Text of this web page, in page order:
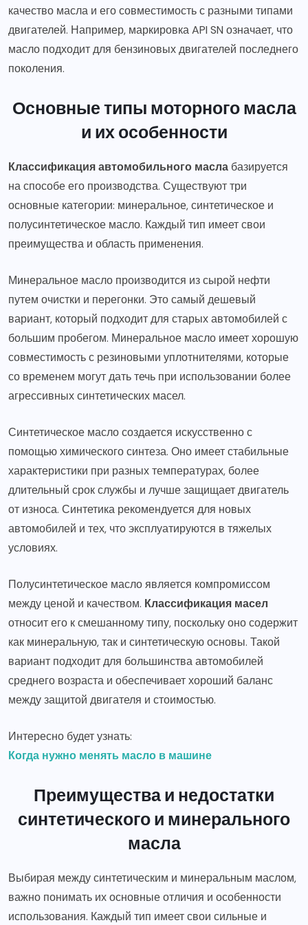
качество масла и его совместимость с разными типами
двигателей. Например, маркировка API SN означает, что
масло подходит для бензиновых двигателей последнего
поколения.
Основные типы моторного масла
и их особенности
Классификация автомобильного масла базируется
на способе его производства. Существуют три
основные категории: минеральное, синтетическое и
полусинтетическое масло. Каждый тип имеет свои
преимущества и область применения.
Минеральное масло производится из сырой нефти
путем очистки и перегонки. Это самый дешевый
вариант, который подходит для старых автомобилей с
большим пробегом. Минеральное масло имеет хорошую
совместимость с резиновыми уплотнителями, которые
со временем могут дать течь при использовании более
агрессивных синтетических масел.
Синтетическое масло создается искусственно с
помощью химического синтеза. Оно имеет стабильные
характеристики при разных температурах, более
длительный срок службы и лучше защищает двигатель
от износа. Синтетика рекомендуется для новых
автомобилей и тех, что эксплуатируются в тяжелых
условиях.
Полусинтетическое масло является компромиссом
между ценой и качеством. Классификация масел
относит его к смешанному типу, поскольку оно содержит
как минеральную, так и синтетическую основы. Такой
вариант подходит для большинства автомобилей
среднего возраста и обеспечивает хороший баланс
между защитой двигателя и стоимостью.
Интересно будет узнать:
Когда нужно менять масло в машине
Преимущества и недостатки
синтетического и минерального
масла
Выбирая между синтетическим и минеральным маслом,
важно понимать их основные отличия и особенности
использования. Каждый тип имеет свои сильные и